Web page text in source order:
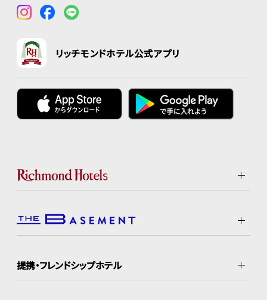
リッチモンドホテル公式アプリ
提携・フレンドシップホテル